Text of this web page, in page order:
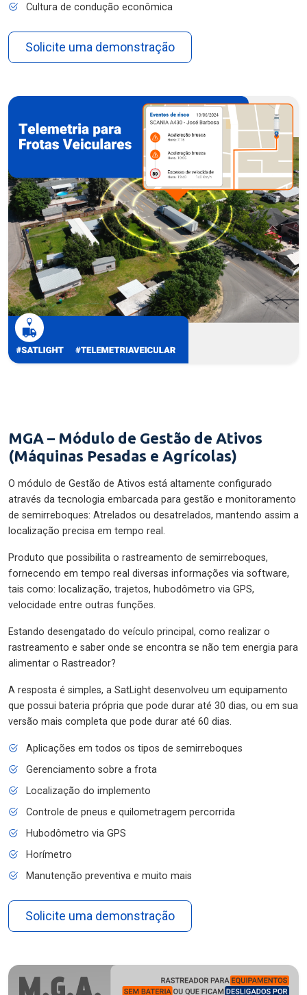
Cultura de condução econômica
Solicite uma demonstração
MGA – Módulo de Gestão de Ativos
(Máquinas Pesadas e Agrícolas)
O módulo de Gestão de Ativos está altamente configurado
através da tecnologia embarcada para gestão e monitoramento
de semirreboques: Atrelados ou desatrelados, mantendo assim a
localização precisa em tempo real.
Produto que possibilita o rastreamento de semirreboques,
fornecendo em tempo real diversas informações via software,
tais como: localização, trajetos, hubodômetro via GPS,
velocidade entre outras funções.
Estando desengatado do veículo principal, como realizar o
rastreamento e saber onde se encontra se não tem energia para
alimentar o Rastreador?
A resposta é simples, a SatLight desenvolveu um equipamento
que possui bateria própria que pode durar até 30 dias, ou em sua
versão mais completa que pode durar até 60 dias.
Aplicações em todos os tipos de semirreboques
Gerenciamento sobre a frota
Localização do implemento
Controle de pneus e quilometragem percorrida
Hubodômetro via GPS
Horímetro
Manutenção preventiva e muito mais
Solicite uma demonstração